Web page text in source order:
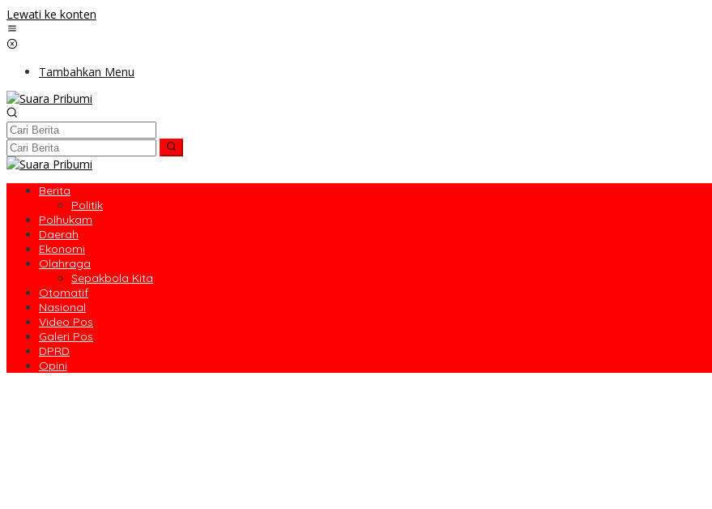
Lewati ke konten
Tambahkan Menu
Berita
Politik
Polhukam
Daerah
Ekonomi
Olahraga
Sepakbola Kita
Otomatif
Nasional
Video Pos
Galeri Pos
DPRD
Opini